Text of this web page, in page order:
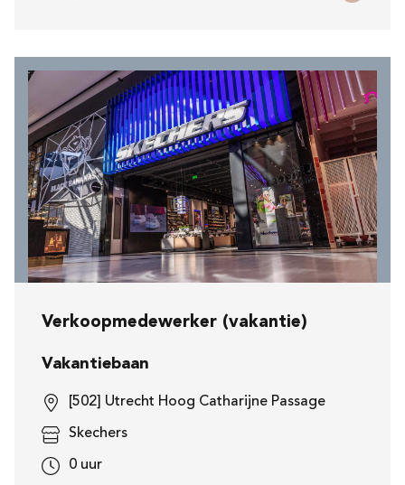
Verkoopmedewerker (vakantie)
Vakantiebaan
[502] Utrecht Hoog Catharijne Passage
Skechers
0 uur